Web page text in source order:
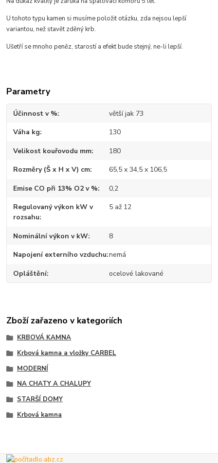
U tohoto typu kamen si musíme položit otázku, zda nejsou lepší
variantou, než stavět zděný krb.
Ušetří se mnoho peněz, starostí a efekt bude stejný, ne-li lepší.
Parametry
Účinnost v % větší jak 73
Váha kg 130
Velikost kouřovodu mm 180
Rozměry (Š x H x V) cm 65,5 x 34,5 x 106,5
Emise CO při 13% O2 v % 0,2
Regulovaný výkon kW v
rozsahu
5 až 12
Nominální výkon v kW 8
Napojení externího vzduchu nemá
Opláštění ocelové lakované
Zboží zařazeno v kategoriích
KRBOVÁ KAMNA
Krbová kamna a vložky CARBEL
MODERNÍ
NA CHATY A CHALUPY
STARŠÍ DOMY
Krbová kamna